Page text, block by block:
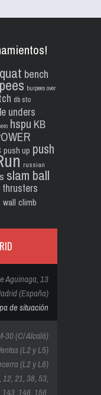
bench
burpees over
db sto
unders
hspu KB
push up push
russian
slam ball
thrusters
wall climb
Aguinaga, 13
(España)
de situación
30 (C/ Alcalá)
(L2 y L5)
(L2 y L6)
21, 38, 53,
146, 156,